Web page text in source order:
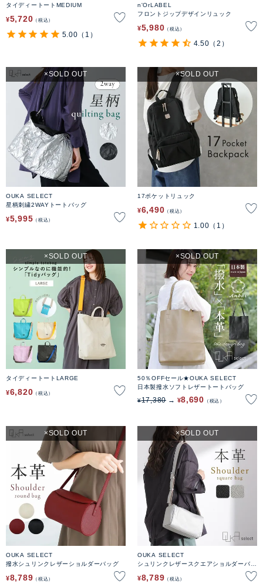
タイディートートMEDIUM
¥5,720 税込
5.00 （1）
n'OrLABEL
フロントジップデザインリュック
¥5,980 税込
4.50 （2）
OUKA SELECT
星柄刺繍2WAYトートバッグ
¥5,995 税込
SOLD OUT
17ポケットリュック
¥6,490 税込
SOLD OUT
1.00 （1）
タイディートートLARGE
¥6,820 税込
SOLD OUT
50％OFFセール★OUKA SELECT
日本製撥水ソフトレザートートバッグ
¥17,380 ¥8,690 税込
SOLD OUT
OUKA SELECT
撥水シュリンクレザーショルダーバッグ
¥8,789 税込
SOLD OUT
OUKA SELECT
シュリンクレザースクエアショルダーバッ
¥8,789 税込
SOLD OUT